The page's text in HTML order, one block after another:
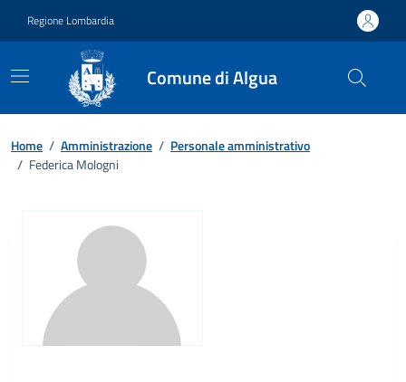
Regione Lombardia
Comune di Algua
Home / Amministrazione / Personale amministrativo
/ Federica Mologni